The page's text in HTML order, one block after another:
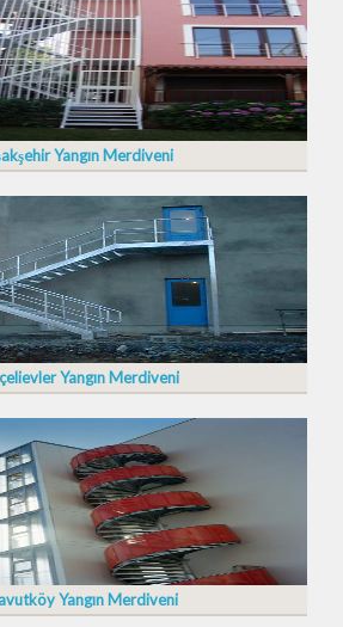
Yangın Merdiveni
Yangın Merdiveni
Yangın Merdiveni